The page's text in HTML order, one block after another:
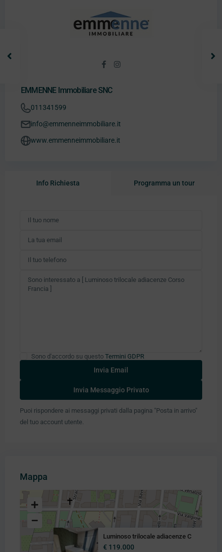
EMMENNE Immobiliare SNC
011341599
info@emmenneimmobiliare.it
www.emmenneimmobiliare.it
Info Richiesta Programma un tour
Sono d'accordo su questo Termini GDPR
Puoi rispondere ai messaggi privati ​​dalla pagina "Posta in arrivo"
del tuo account utente.
Mappa
Luminoso trilocale adiacenze C
€ 119.000